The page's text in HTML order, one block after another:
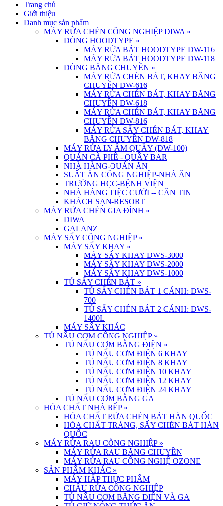
Trang chủ
Giới thiệu
Danh mục sản phẩm
MÁY RỬA CHÉN CÔNG NGHIỆP DIWA »
DÒNG HOODTYPE »
MÁY RỬA BÁT HOODTYPE DW-116
MÁY RỬA BÁT HOODTYPE DW-118
DÒNG BĂNG CHUYỀN »
MÁY RỬA CHÉN BÁT, KHAY BĂNG
CHUYỀN DW-616
MÁY RỬA CHÉN BÁT, KHAY BĂNG
CHUYỀN DW-618
MÁY RỬA CHÉN BÁT, KHAY BĂNG
CHUYỀN DW-816
MÁY RỬA SẤY CHÉN BÁT, KHAY
BĂNG CHUYỀN DW-818
MÁY RỬA LY ÂM QUẦY (DW-100)
QUÁN CÀ PHÊ - QUẦY BAR
NHÀ HÀNG-QUÁN ĂN
SUẤT ĂN CÔNG NGHIỆP-NHÀ ĂN
TRƯỜNG HỌC-BỆNH VIỆN
NHÀ HÀNG TIỆC CƯỚI -- CĂN TIN
KHÁCH SẠN-RESORT
MÁY RỬA CHÉN GIA ĐÌNH »
DIWA
GALANZ
MÁY SẤY CÔNG NGHIỆP »
MÁY SẤY KHAY »
MÁY SẤY KHAY DWS-3000
MÁY SẤY KHAY DWS-2000
MÁY SẤY KHAY DWS-1000
TỦ SẤY CHÉN BÁT »
TỦ SẤY CHÉN BÁT 1 CÁNH: DWS-
700
TỦ SẤY CHÉN BÁT 2 CÁNH: DWS-
1400L
MÁY SẤY KHÁC
TỦ NẤU CƠM CÔNG NGHIỆP »
TỦ NẤU CƠM BẰNG ĐIỆN »
TỦ NẤU CƠM ĐIỆN 6 KHAY
TỦ NẤU CƠM ĐIỆN 8 KHAY
TỦ NẤU CƠM ĐIỆN 10 KHAY
TỦ NẤU CƠM ĐIỆN 12 KHAY
TỦ NẤU CƠM ĐIỆN 24 KHAY
TỦ NẤU CƠM BẰNG GA
HÓA CHẤT NHÀ BẾP »
HÓA CHẤT RỬA CHÉN BÁT HÀN QUỐC
HÓA CHẤT TRÁNG, SẤY CHÉN BÁT HÀN
QUỐC
MÁY RỬA RAU CÔNG NGHIỆP »
MÁY RỬA RAU BĂNG CHUYỀN
MÁY RỬA RAU CÔNG NGHỆ OZONE
SẢN PHẨM KHÁC »
MÁY HẤP THỰC PHẨM
CHẬU RỬA CÔNG NGHIỆP
TỦ NẤU CƠM BẰNG ĐIỆN VÀ GA